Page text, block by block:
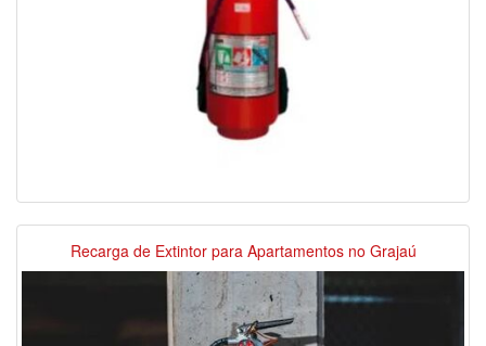
Recarga de Extintor para Apartamentos no Grajaú